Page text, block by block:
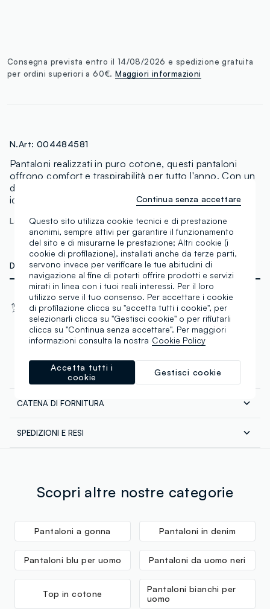
Consegna prevista entro il 14/08/2026 e spedizione gratuita
per ordini superiori a 60€.Maggiori informazioni
N.Art: 004484581
Pantaloni realizzati in puro cotone, questi pantaloni
offrono comfort e traspirabilità per tutto l'anno. Con un
design versatile, si abbinano facilmente a diversi outfit,
ideali per completare il tuo guardaroba con stile.
La modella è alta 175 cm ed indossa una 40
DETTAGLI TECNICI
Materiale
Cotone
Tessuto
Intrecciato
COMPOSIZIONE E CURA
Composizione: 100% COTONE
CATENA DI FORNITURA
GPS STRATEGIC ALLIANCES LLC
SPEDIZIONI E RESI
tuoi prodotti in negozio, il servizio è sempre gratuito.
Scopri altre nostre categorie
Pantaloni a gonna Pantaloni in denim
Pantaloni blu per uomo Pantaloni da uomo neri
Top in cotone
Pantaloni bianchi per
uomo
Questo sito utilizza cookie tecnici e di prestazione
anonimi, sempre attivi per garantire il funzionamento
del sito e di misurarne le prestazione; Altri cookie (i
cookie di profilazione), installati anche da terze parti,
servono invece per verificare le tue abitudini di
navigazione al fine di poterti offrire prodotti e servizi
mirati in linea con i tuoi reali interessi. Per il loro
utilizzo serve il tuo consenso. Per accettare i cookie
di profilazione clicca su "accetta tutti i cookie", per
selezionarli clicca su "Gestisci cookie" o per rifiutarli
clicca su "Continua senza accettare". Per maggiori
informazioni consulta la nostra Cookie Policy
Gestisci cookie
Accetta tutti i
cookie
Continua senza accettare